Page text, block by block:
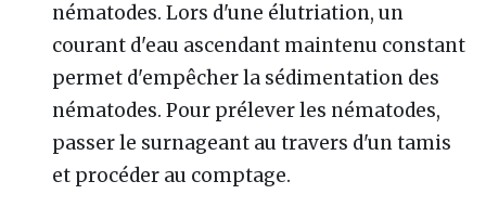
nématodes. Lors d'une élutriation, un
courant d'eau ascendant maintenu constant
permet d'empêcher la sédimentation des
nématodes. Pour prélever les nématodes,
passer le surnageant au travers d'un tamis
et procéder au comptage.